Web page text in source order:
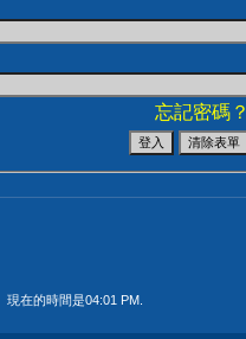
忘記密碼？
現在的時間是04:01 PM